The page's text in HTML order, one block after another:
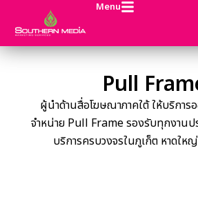
Menu
Pull
ผู้นำด้านสื่อโฆษณาภาคใต้ ให้บริกา
จำหน่าย Pull Frame รองรับทุกงาน
บริการครบวงจรในภูเก็ต หาดให